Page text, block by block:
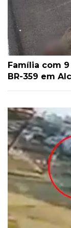
Família com
BR-359 em